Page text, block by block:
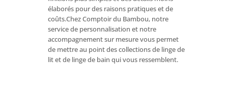
élaborés pour des raisons pratiques et de
coûts.Chez Comptoir du Bambou, notre
service de personnalisation et notre
accompagnement sur mesure vous permet
de mettre au point des collections de linge de
lit et de linge de bain qui vous ressemblent.